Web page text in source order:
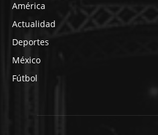
América
Actualidad
Deportes
México
Fútbol